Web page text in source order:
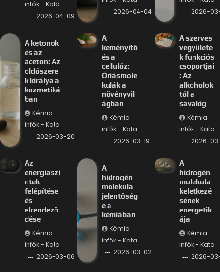
infók - Kata
2026-04-09
2026-04-04
2026-
A ketonok
és az
aceton: Az
oldószere
k királya a
kozmetiká
ban
Kémia
infók - Kata
2026-03-20
A
keményítő
és a
cellulóz:
Óriásmole
kulák a
növényvil
ágban
Kémia
infók - Kata
2026-03-19
A szerves
vegyülete
k funkciós
csoportjai
: Az
alkoholok
tól a
savakig
Kémia
infók - Kata
2026-
Az
energiaszi
ntek
felépítése
és
elrendező
dése
Kémia
infók - Kata
2026-03-06
A
hidrogén
molekula
jelentőség
e a
kémiában
Kémia
infók - Kata
2026-03-02
A
hidrogén
molekula
keletkezé
sének
energetik
ája
Kémia
infók - Kata
2026-